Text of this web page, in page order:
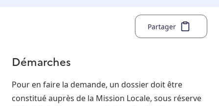
Partager
Démarches
Pour en faire la demande, un dossier doit être
constitué auprès de la Mission Locale, sous réserve